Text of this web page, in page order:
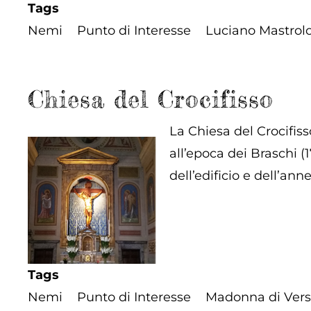
Tags
Nemi
Punto di Interesse Luciano
Chiesa del Crocifisso
La Chiesa del
all’epoca dei Braschi
dell’edificio e
Tags
Nemi
Punto di Interesse Madonna di